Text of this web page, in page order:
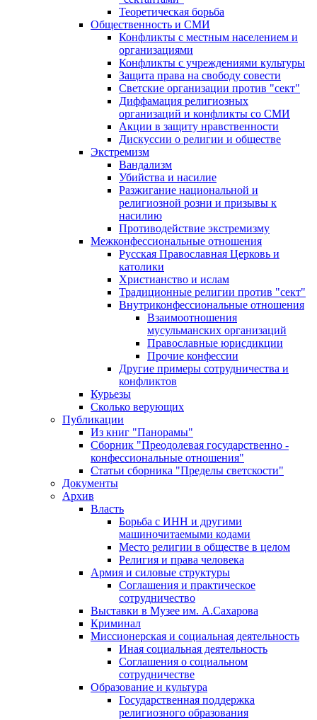
Теоретическая борьба
Общественность и СМИ
Конфликты с местным населением и
организациями
Конфликты с учреждениями культуры
Защита права на свободу совести
Светские организации против "сект"
Диффамация религиозных
организаций и конфликты со СМИ
Акции в защиту нравственности
Дискуссии о религии и обществе
Экстремизм
Вандализм
Убийства и насилие
Разжигание национальной и
религиозной розни и призывы к
насилию
Противодействие экстремизму
Межконфессиональные отношения
Русская Православная Церковь и
католики
Христианство и ислам
Традиционные религии против "сект"
Внутриконфессиональные отношения
Взаимоотношения
мусульманских организаций
Православные юрисдикции
Прочие конфессии
Другие примеры сотрудничества и
конфликтов
Курьезы
Сколько верующих
Публикации
Из книг "Панорамы"
Сборник "Преодолевая государственно -
конфессиональные отношения"
Статьи сборника "Пределы светскости"
Документы
Архив
Власть
Борьба с ИНН и другими
машиночитаемыми кодами
Место религии в обществе в целом
Религия и права человека
Армия и силовые структуры
Соглашения и практическое
сотрудничество
Выставки в Музее им. А.Сахарова
Криминал
Миссионерская и социальная деятельность
Иная социальная деятельность
Соглашения о социальном
сотрудничестве
Образование и культура
Государственная поддержка
религиозного образования